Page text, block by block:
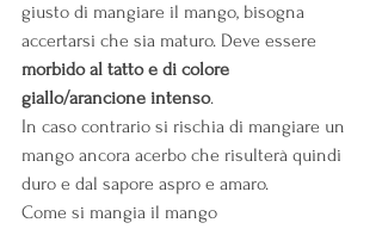
giusto di mangiare il mango, bisogna
accertarsi che sia maturo. Deve essere
morbido al tatto e di colore
giallo/arancione intenso.
In caso contrario si rischia di mangiare un
mango ancora acerbo che risulterà quindi
duro e dal sapore aspro e amaro.
Come si mangia il mango